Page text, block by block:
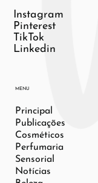
Instagram
Pinterest
TikTok
Linkedin
MENU
Principal
Publicações
Cosméticos
Perfumaria
Sensorial
Notícias